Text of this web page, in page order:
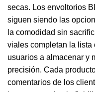
secas. Los envoltorios
siguen siendo las
la comodidad sin
viales completan la lista
usuarios a almacenar y
precisión. Cada
comentarios de los